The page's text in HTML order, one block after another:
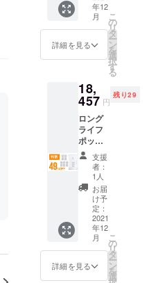
ディングに
チャレンジ
いたしまし
た。皆様の
援を頂けま
すと幸いで
ございま
す。
（税・
送料込
み）の
44％OF
F 2022
旬頃か
ら、各
ECサイ
ト/自社
HP等で
一般販
売を予
定。 ※
税込
み、送
料込の
価格と
なりま
す。
年12
月
詳細を見る
こ
の
リ
タ
ー
ン
を
選
択
す
る
18,
457 円
残り29
ロング
ライフ
ポット
×1 交換
カート
リッジ
×5 一般
販売予
定価格
36,190
（税・
送料込
み）の
49％OF
支援
者：
1人
お届
け予
定：
2021
年12
月
詳細を見る
こ
の
リ
タ
ー
ン
を
選